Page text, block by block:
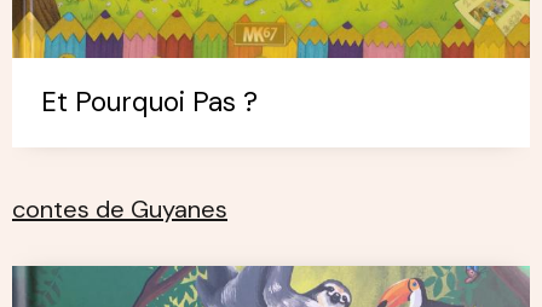
Et Pourquoi Pas ?
contes de Guyanes